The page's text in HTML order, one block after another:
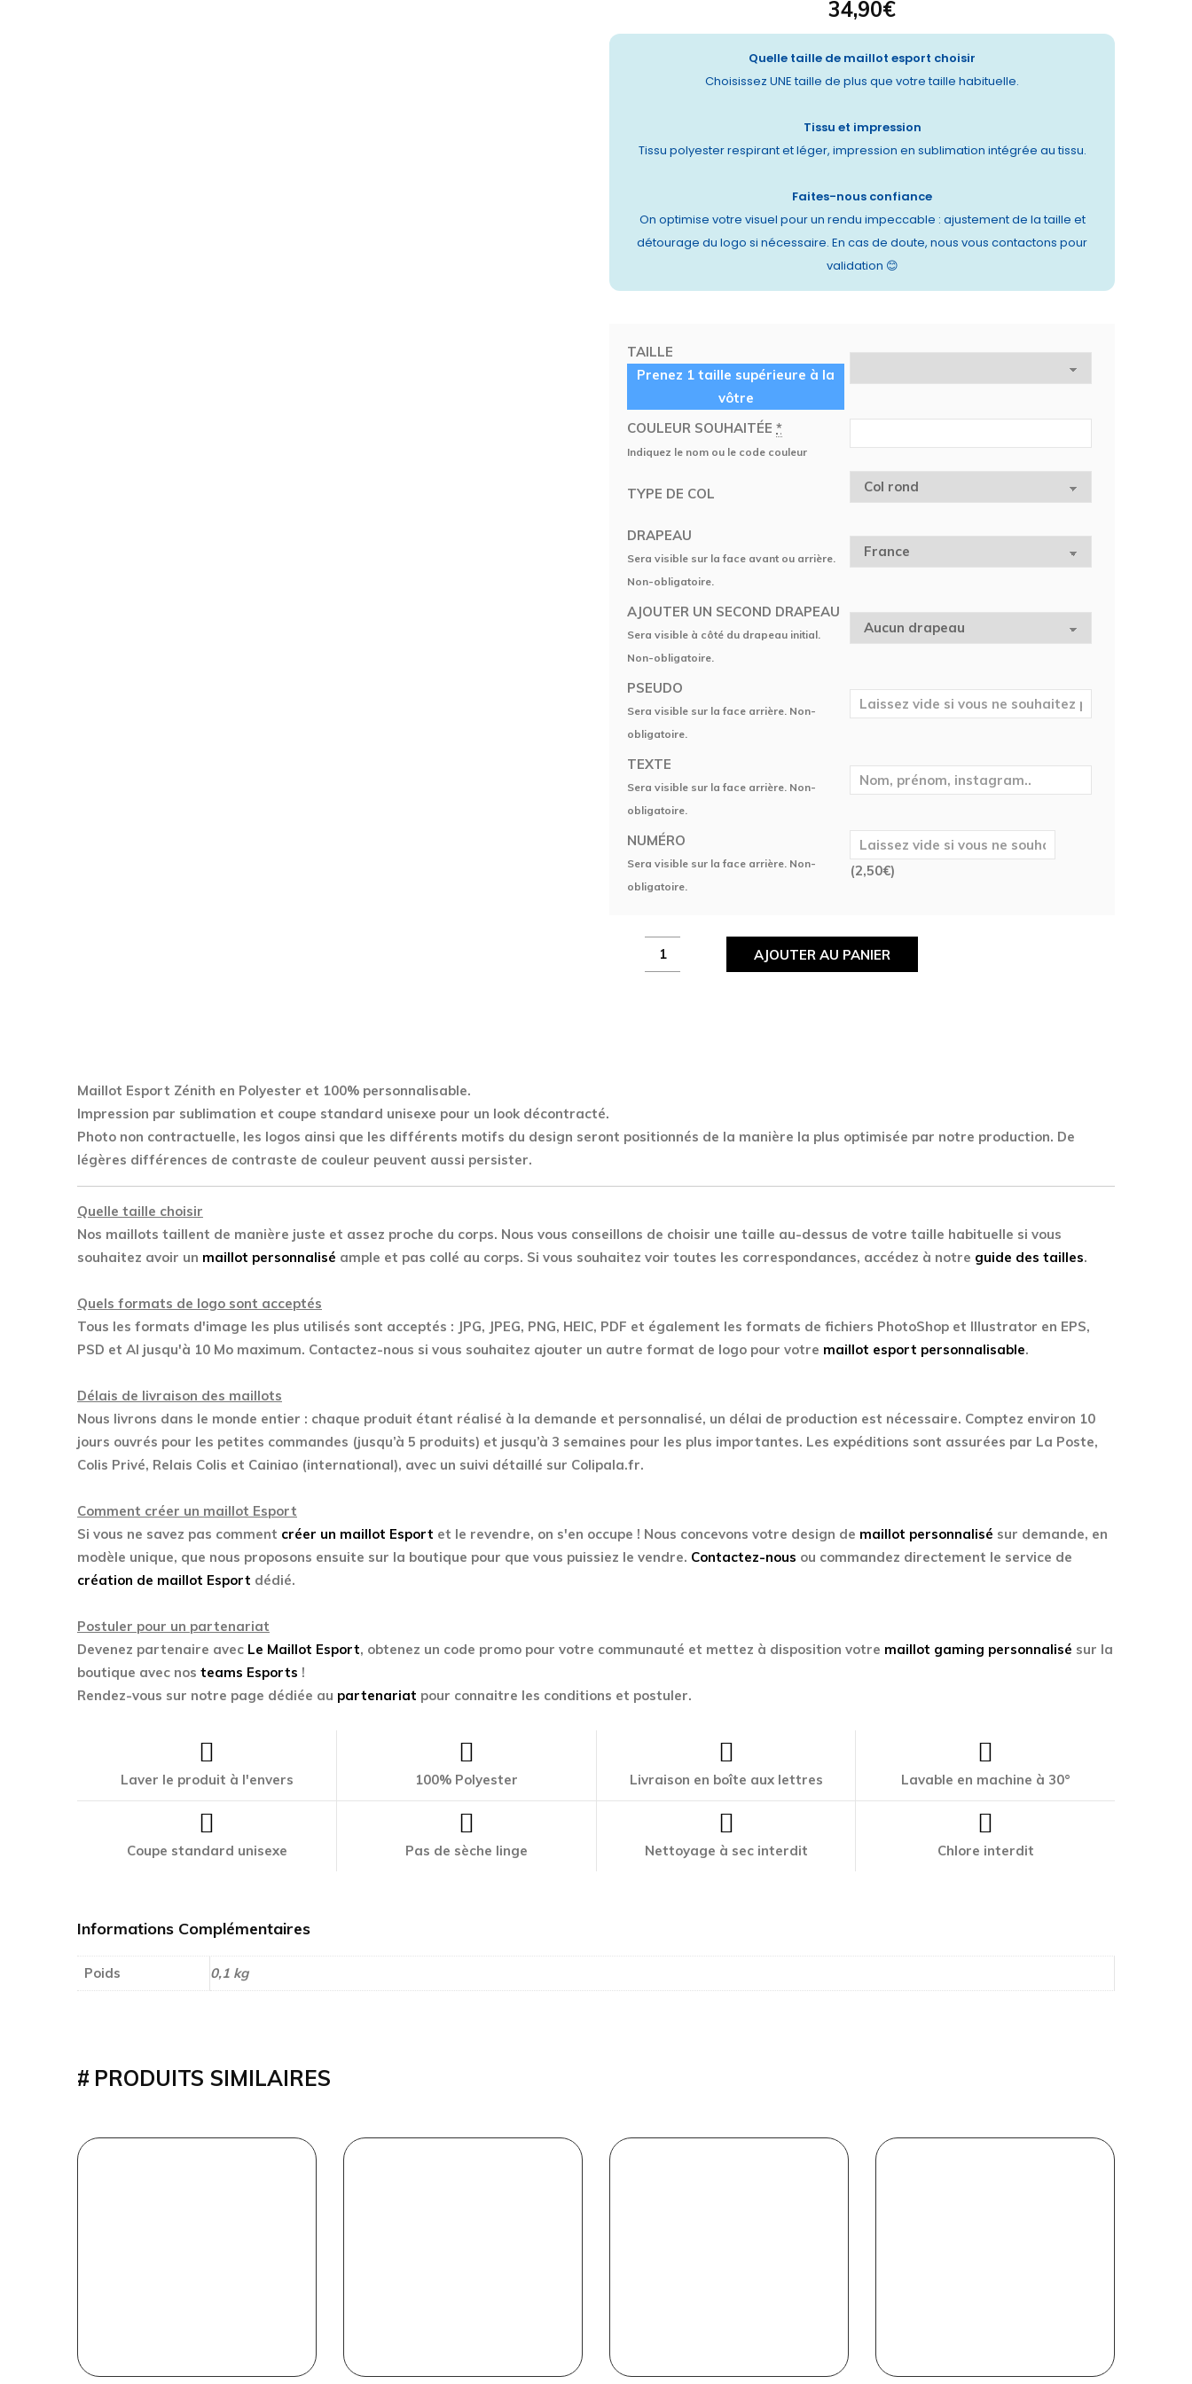
34,90€
Quelle taille de maillot esport choisir
Choisissez UNE taille de plus que votre taille habituelle.
Tissu et impression
Tissu polyester respirant et léger, impression en sublimation intégrée au tissu.
Faites-nous confiance
On optimise votre visuel pour un rendu impeccable : ajustement de la taille et
détourage du logo si nécessaire. En cas de doute, nous vous contactons pour
validation 😊
TAILLE
Prenez 1 taille supérieure à la
vôtre
COULEUR SOUHAITÉE *
Indiquez le nom ou le code couleur
TYPE DE COL
DRAPEAU
Sera visible sur la face avant ou arrière.
Non-obligatoire.
AJOUTER UN SECOND DRAPEAU
Sera visible à côté du drapeau initial.
Non-obligatoire.
PSEUDO
Sera visible sur la face arrière. Non-
obligatoire.
TEXTE
Sera visible sur la face arrière. Non-
obligatoire.
NUMÉRO
Sera visible sur la face arrière. Non-
obligatoire.
(2,50€)
Maillot
Esport
AJOUTER AU PANIER
Maillot Esport Zénith en Polyester et 100% personnalisable.
Impression par sublimation et coupe standard unisexe pour un look décontracté.
Photo non contractuelle, les logos ainsi que les différents motifs du design seront positionnés de la manière la plus optimisée par notre production. De
légères différences de contraste de couleur peuvent aussi persister.
Quelle taille choisir
Nos maillots taillent de manière juste et assez proche du corps. Nous vous conseillons de choisir une taille au-dessus de votre taille habituelle si vous
souhaitez avoir un maillot personnalisé ample et pas collé au corps. Si vous souhaitez voir toutes les correspondances, accédez à notre guide des tailles.
Quels formats de logo sont acceptés
Tous les formats d'image les plus utilisés sont acceptés : JPG, JPEG, PNG, HEIC, PDF et également les formats de fichiers PhotoShop et Illustrator en EPS,
PSD et AI jusqu'à 10 Mo maximum. Contactez-nous si vous souhaitez ajouter un autre format de logo pour votre maillot esport personnalisable.
Délais de livraison des maillots
Nous livrons dans le monde entier : chaque produit étant réalisé à la demande et personnalisé, un délai de production est nécessaire. Comptez environ 10
jours ouvrés pour les petites commandes (jusqu’à 5 produits) et jusqu’à 3 semaines pour les plus importantes. Les expéditions sont assurées par La Poste,
Colis Privé, Relais Colis et Cainiao (international), avec un suivi détaillé sur Colipala.fr.
Comment créer un maillot Esport
Si vous ne savez pas comment créer un maillot Esport et le revendre, on s'en occupe ! Nous concevons votre design de maillot personnalisé sur demande, en
modèle unique, que nous proposons ensuite sur la boutique pour que vous puissiez le vendre. Contactez-nous ou commandez directement le service de
création de maillot Esport dédié.
Postuler pour un partenariat
Devenez partenaire avec Le Maillot Esport, obtenez un code promo pour votre communauté et mettez à disposition votre maillot gaming personnalisé sur la
boutique avec nos teams Esports !
Rendez-vous sur notre page dédiée au partenariat pour connaitre les conditions et postuler.
Laver le produit à l'envers 100% Polyester Livraison en boîte aux lettres Lavable en machine à 30°
Coupe standard unisexe Pas de sèche linge Nettoyage à sec interdit Chlore interdit
Informations Complémentaires
Poids 0,1 kg
PRODUITS SIMILAIRES